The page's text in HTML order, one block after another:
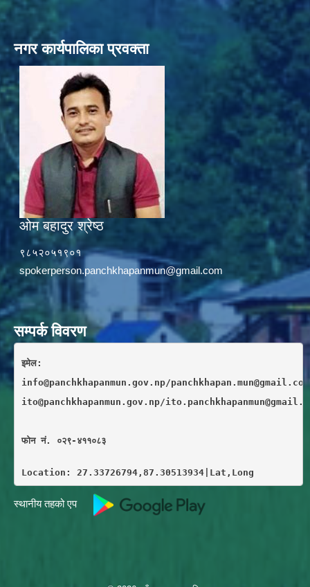
नगर कार्यपालिका प्रवक्ता
ओम बहादुर श्रेष्ठ
९८५२०५१९०१
spokerperson.panchkhapanmun@gmail.com
सम्पर्क विवरण
इमेल:
info@panchkhapanmun.gov.np/
ito@panchkhapanmun.gov.np/
फाेन नं. ०२९-४११०८३
Location: 27.33726794,87.30513934|Lat,Long
स्थानीय तहको एप